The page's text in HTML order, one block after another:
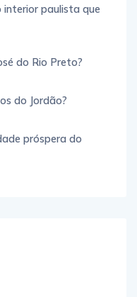
interior paulista que
do Rio Preto?
do Jordão?
próspera do